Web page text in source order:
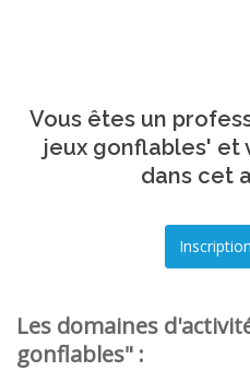
Vous êtes un
jeux gonflables' et
dans cet
Les domaines
gonflables" :